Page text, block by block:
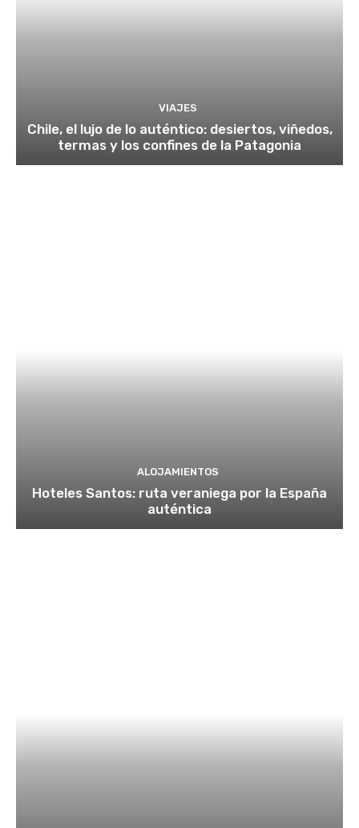
VIAJES
Chile, el lujo de lo auténtico: desiertos, viñedos,
termas y los confines de la Patagonia
ALOJAMIENTOS
Hoteles Santos: ruta veraniega por la España
auténtica